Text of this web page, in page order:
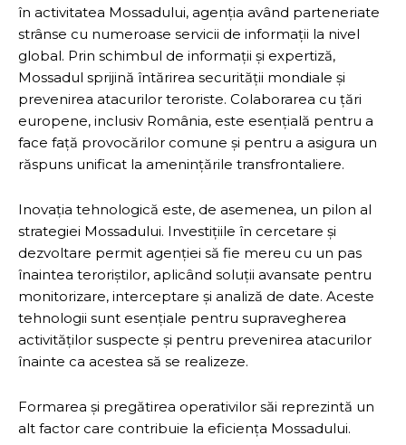
în activitatea Mossadului, agenția având parteneriate
strânse cu numeroase servicii de informații la nivel
global. Prin schimbul de informații și expertiză,
Mossadul sprijină întărirea securității mondiale și
prevenirea atacurilor teroriste. Colaborarea cu țări
europene, inclusiv România, este esențială pentru a
face față provocărilor comune și pentru a asigura un
răspuns unificat la amenințările transfrontaliere.
Inovația tehnologică este, de asemenea, un pilon al
strategiei Mossadului. Investițiile în cercetare și
dezvoltare permit agenției să fie mereu cu un pas
înaintea teroriștilor, aplicând soluții avansate pentru
monitorizare, interceptare și analiză de date. Aceste
tehnologii sunt esențiale pentru supravegherea
activităților suspecte și pentru prevenirea atacurilor
înainte ca acestea să se realizeze.
Formarea și pregătirea operativilor săi reprezintă un
alt factor care contribuie la eficiența Mossadului.